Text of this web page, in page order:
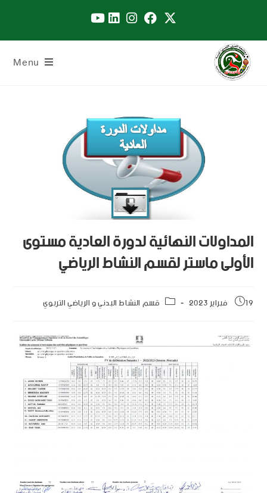
Menu
المداولات النهائية لدورة العادية مستوى
الأولى ماستر لقسم النشاط الرياضي
19 فبراير 2023 قسم النشاط البدني و الرياضي التربوي